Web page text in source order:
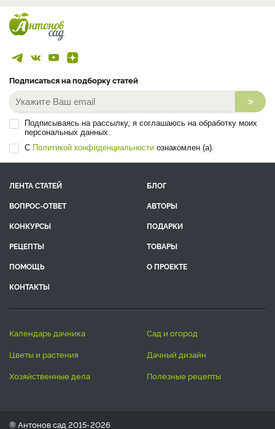
Подписаться на подборку статей
>
Подписываясь на рассылку, я соглашаюсь на обработку моих
персональных данных.
С Политикой конфиденциальности ознакомлен (а).
ЛЕНТА СТАТЕЙ
БЛОГ
ВОПРОС-ОТВЕТ
АВТОРЫ
КОНКУРСЫ
ПОДАРКИ
РЕЦЕПТЫ
ТОВАРЫ
ПОМОЩЬ
О ПРОЕКТЕ
КОНТАКТЫ
календарь дачника
сад и огород
цветы и растения
дачный дизайн
хозяйственные дела
полезные рецепты
® Антонов сад 2015-2026